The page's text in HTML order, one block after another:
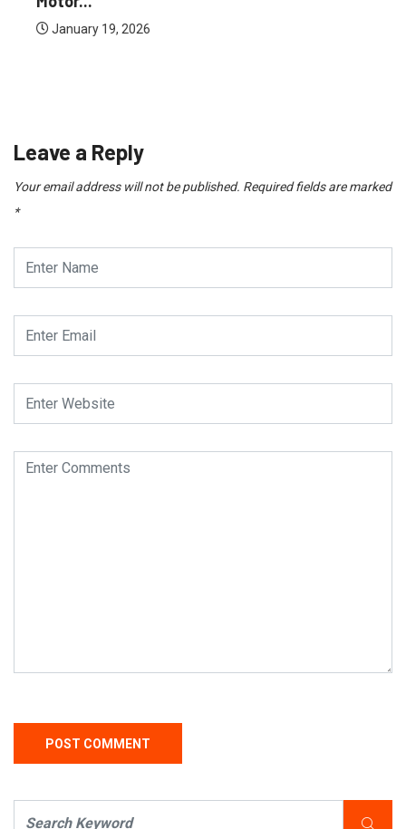
January 19, 2026
Leave a Reply
Your email address will not be published. Required fields are marked
*